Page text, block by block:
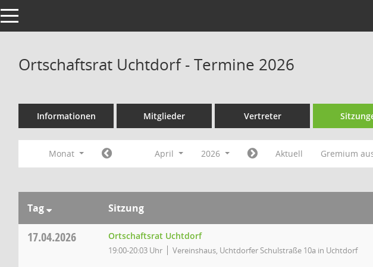
Toggle navigation
Ortschaftsrat Uchtdorf - Termine 2026
Informationen Mitglieder Vertreter
Monat April 2026 Aktuell Gremium
Tag Sitzung
17.04.2026 Ortschaftsrat Uchtdorf
19:00-20:03 Uhr Vereinshaus, Uchtdorfer Schulstraße 10a in Uchtdorf